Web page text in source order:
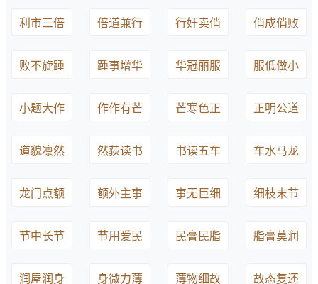
利市三倍 倍道兼行 行奸卖俏 俏成俏败
败不旋踵 踵事增华 华冠丽服 服低做小
小题大作 作作有芒 芒寒色正 正明公道
道貌凛然 然荻读书 书读五车 车水马龙
龙门点额 额外主事 事无巨细 细枝末节
节中长节 节用爱民 民膏民脂 脂膏莫润
润屋润身 身微力薄 薄物细故 故态复还